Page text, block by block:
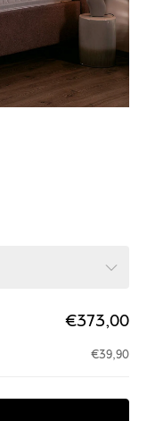
€373,00
€39,90